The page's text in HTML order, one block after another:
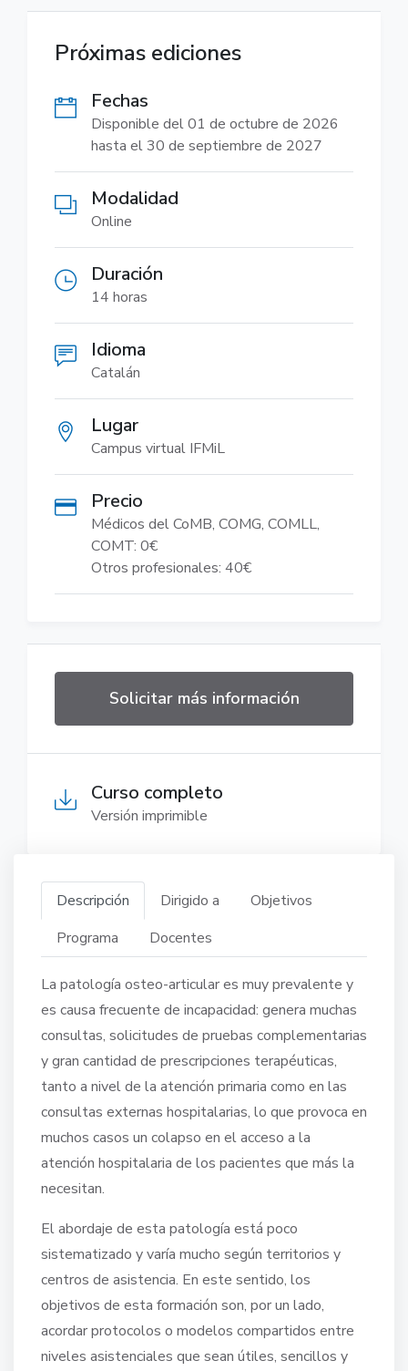
Próximas ediciones
Fechas
Disponible del 01 de octubre de 2026
hasta el 30 de septiembre de 2027
Modalidad
Online
Duración
14 horas
Idioma
Catalán
Lugar
Campus virtual IFMiL
Precio
Médicos del CoMB, COMG, COMLL,
COMT: 0€
Otros profesionales: 40€
Solicitar más información
Curso completo
Versión imprimible
Descripción Dirigido a
Objetivos
Programa
Docentes
La patología osteo-articular es muy prevalente y
es causa frecuente de incapacidad: genera muchas
consultas, solicitudes de pruebas complementarias
y gran cantidad de prescripciones terapéuticas,
tanto a nivel de la atención primaria como en las
consultas externas hospitalarias, lo que provoca en
muchos casos un colapso en el acceso a la
atención hospitalaria de los pacientes que más la
necesitan.
El abordaje de esta patología está poco
sistematizado y varía mucho según territorios y
centros de asistencia. En este sentido, los
objetivos de esta formación son, por un lado,
acordar protocolos o modelos compartidos entre
niveles asistenciales que sean útiles, sencillos y